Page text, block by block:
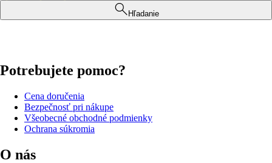
Hľadanie
Potrebujete pomoc?
Cena doručenia
Bezpečnosť pri nákupe
Všeobecné obchodné podmienky
Ochrana súkromia
O nás